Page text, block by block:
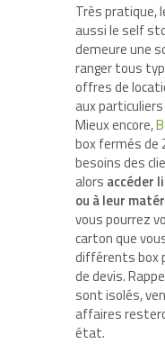
Très pratique,
aussi le self
demeure une
ranger tous
offres de
aux
Mieux encore,
box fermés de
besoins des
alors accéder
ou à leur
vous pourrez
carton que
différents box
de devis.
sont isolés,
affaires
état.